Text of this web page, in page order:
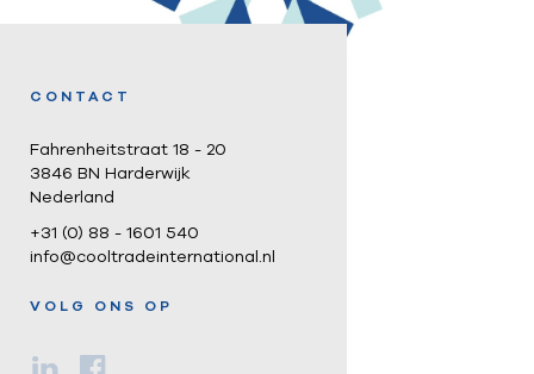
CONTACT
Fahrenheitstraat 18 - 20
3846 BN Harderwijk
Nederland
+31 (0) 88 - 1601 540
info@cooltradeinternational.nl
VOLG ONS OP